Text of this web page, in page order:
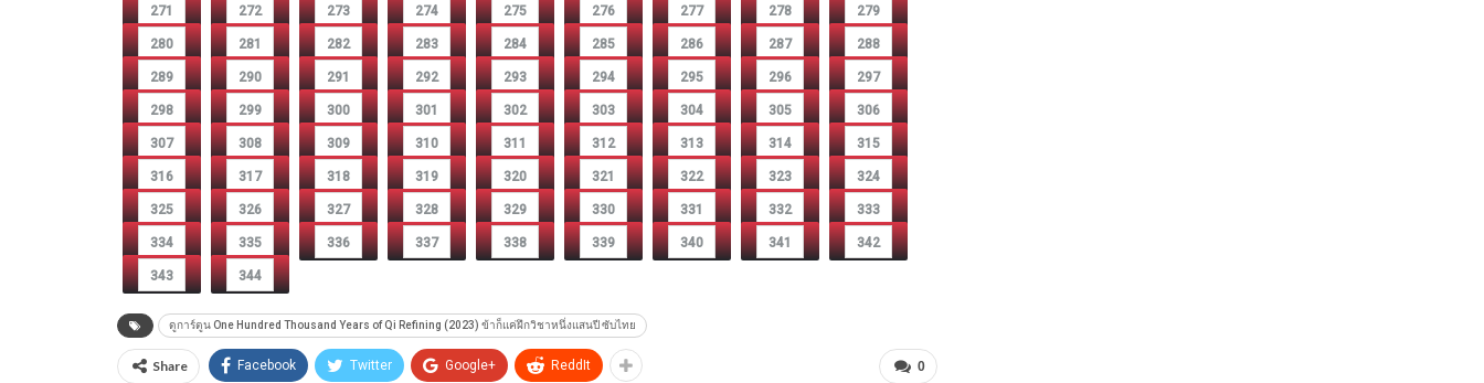
271 272 273 274 275 276 277 278 279
280 281 282 283 284 285 286 287 288
289 290 291 292 293 294 295 296 297
298 299 300 301 302 303 304 305 306
307 308 309 310 311 312 313 314 315
316 317 318 319 320 321 322 323 324
325 326 327 328 329 330 331 332 333
334 335 336 337 338 339 340 341 342
343 344
ดูการ์ตูน One Hundred Thousand Years of Qi Refining (2023) ข้าก็แค่ฝึกวิชาหนึ่งแสนปี ซับไทย
0
Share Facebook Twitter Google+ ReddIt